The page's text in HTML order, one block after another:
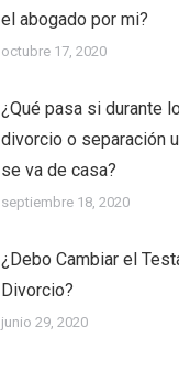
el abogado por mi?
octubre 17, 2020
¿Qué pasa si durante
divorcio o separación
se va de casa?
septiembre 18, 2020
¿Debo Cambiar el
Divorcio?
junio 29, 2020